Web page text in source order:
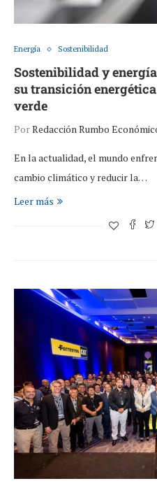
Energía Sostenibilidad
Sostenibilidad y
su transición
verde
PorRedacción Rumbo
En la actualidad, el mundo
cambio climático y reducir la…
Leer más